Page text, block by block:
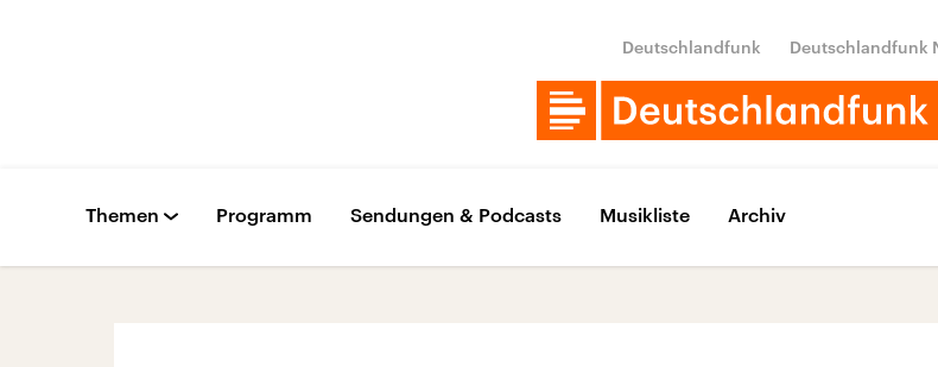
Deutschlandfunk Deutschlandfunk
Themen Programm Sendungen & Podcasts Musikliste Archiv